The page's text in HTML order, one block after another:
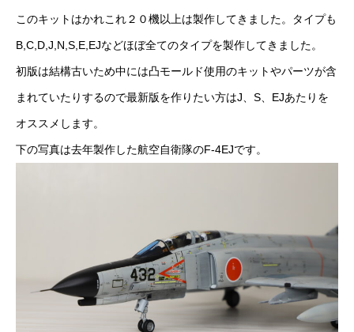
このキットはかれこれ２０機以上は製作してきました。タイプも
B,C,D,J,N,S,E,EJなどほぼ全てのタイプを製作してきました。
初版は結構古いため中には凸モールド使用のキットやパーツが含
まれていたりするので最新版を作りたい方はJ、S、EJあたりを
オススメします。
下の写真は去年製作した航空自衛隊のF-4EJです。